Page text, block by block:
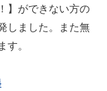
】ができない方の
しました。また無
。